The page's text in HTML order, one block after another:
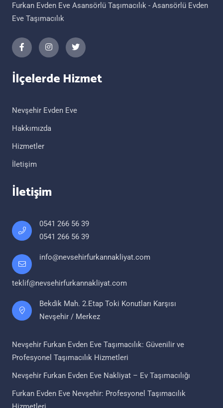
Furkan Evden Eve Asansörlü Taşımacılık - Asansörlü Evden
Eve Taşımacılık
İlçelerde Hizmet
Nevşehir Evden Eve
Hakkımızda
Hizmetler
İletişim
İletişim
0541 266 56 39
0541 266 56 39
info@nevsehirfurkannakliyat.com
teklif@nevsehirfurkannakliyat.com
Bekdik Mah. 2.Etap Toki Konutları Karşısı
Nevşehir / Merkez
Nevşehir Furkan Evden Eve Taşımacılık: Güvenilir ve
Profesyonel Taşımacılık Hizmetleri
Nevşehir Furkan Evden Eve Nakliyat – Ev Taşımacılığı
Furkan Evden Eve Nevşehir: Profesyonel Taşımacılık